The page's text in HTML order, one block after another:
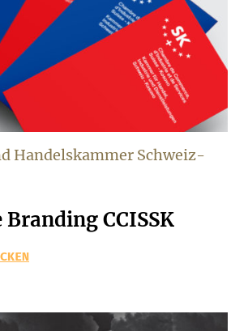
Handelskammer Schweiz-
CCISSK